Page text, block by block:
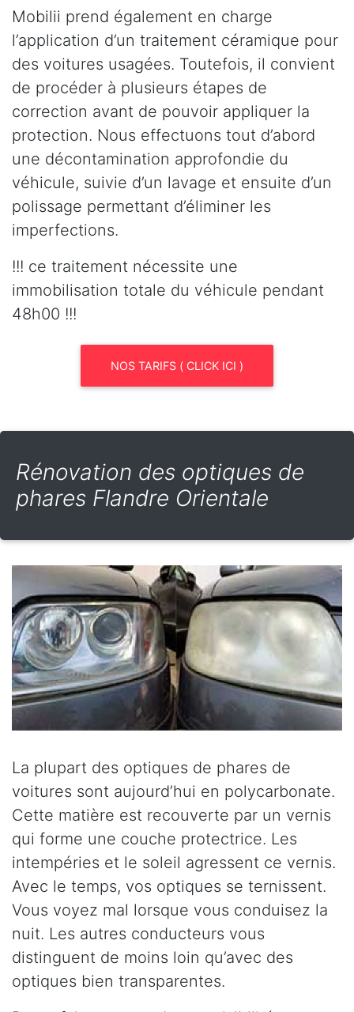
Mobilii prend également en charge
l’application d’un traitement céramique pour
des voitures usagées. Toutefois, il convient
de procéder à plusieurs étapes de
correction avant de pouvoir appliquer la
protection. Nous effectuons tout d’abord
une décontamination approfondie du
véhicule, suivie d’un lavage et ensuite d’un
polissage permettant d’éliminer les
imperfections.
!!! ce traitement nécessite une
immobilisation totale du véhicule pendant
48h00 !!!
NOS TARIFS ( CLICK ICI )
Rénovation des optiques de
phares Flandre Orientale
La plupart des optiques de phares de
voitures sont aujourd’hui en polycarbonate.
Cette matière est recouverte par un vernis
qui forme une couche protectrice. Les
intempéries et le soleil agressent ce vernis.
Avec le temps, vos optiques se ternissent.
Vous voyez mal lorsque vous conduisez la
nuit. Les autres conducteurs vous
distinguent de moins loin qu’avec des
optiques bien transparentes.